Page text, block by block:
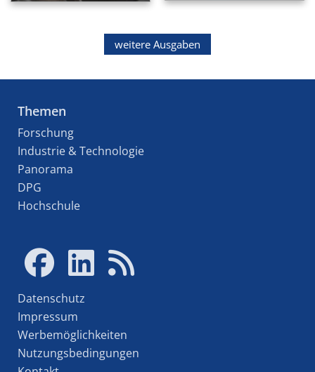
weitere Ausgaben
Themen
Forschung
Industrie & Technologie
Panorama
DPG
Hochschule
Datenschutz
Impressum
Werbemöglichkeiten
Nutzungsbedingungen